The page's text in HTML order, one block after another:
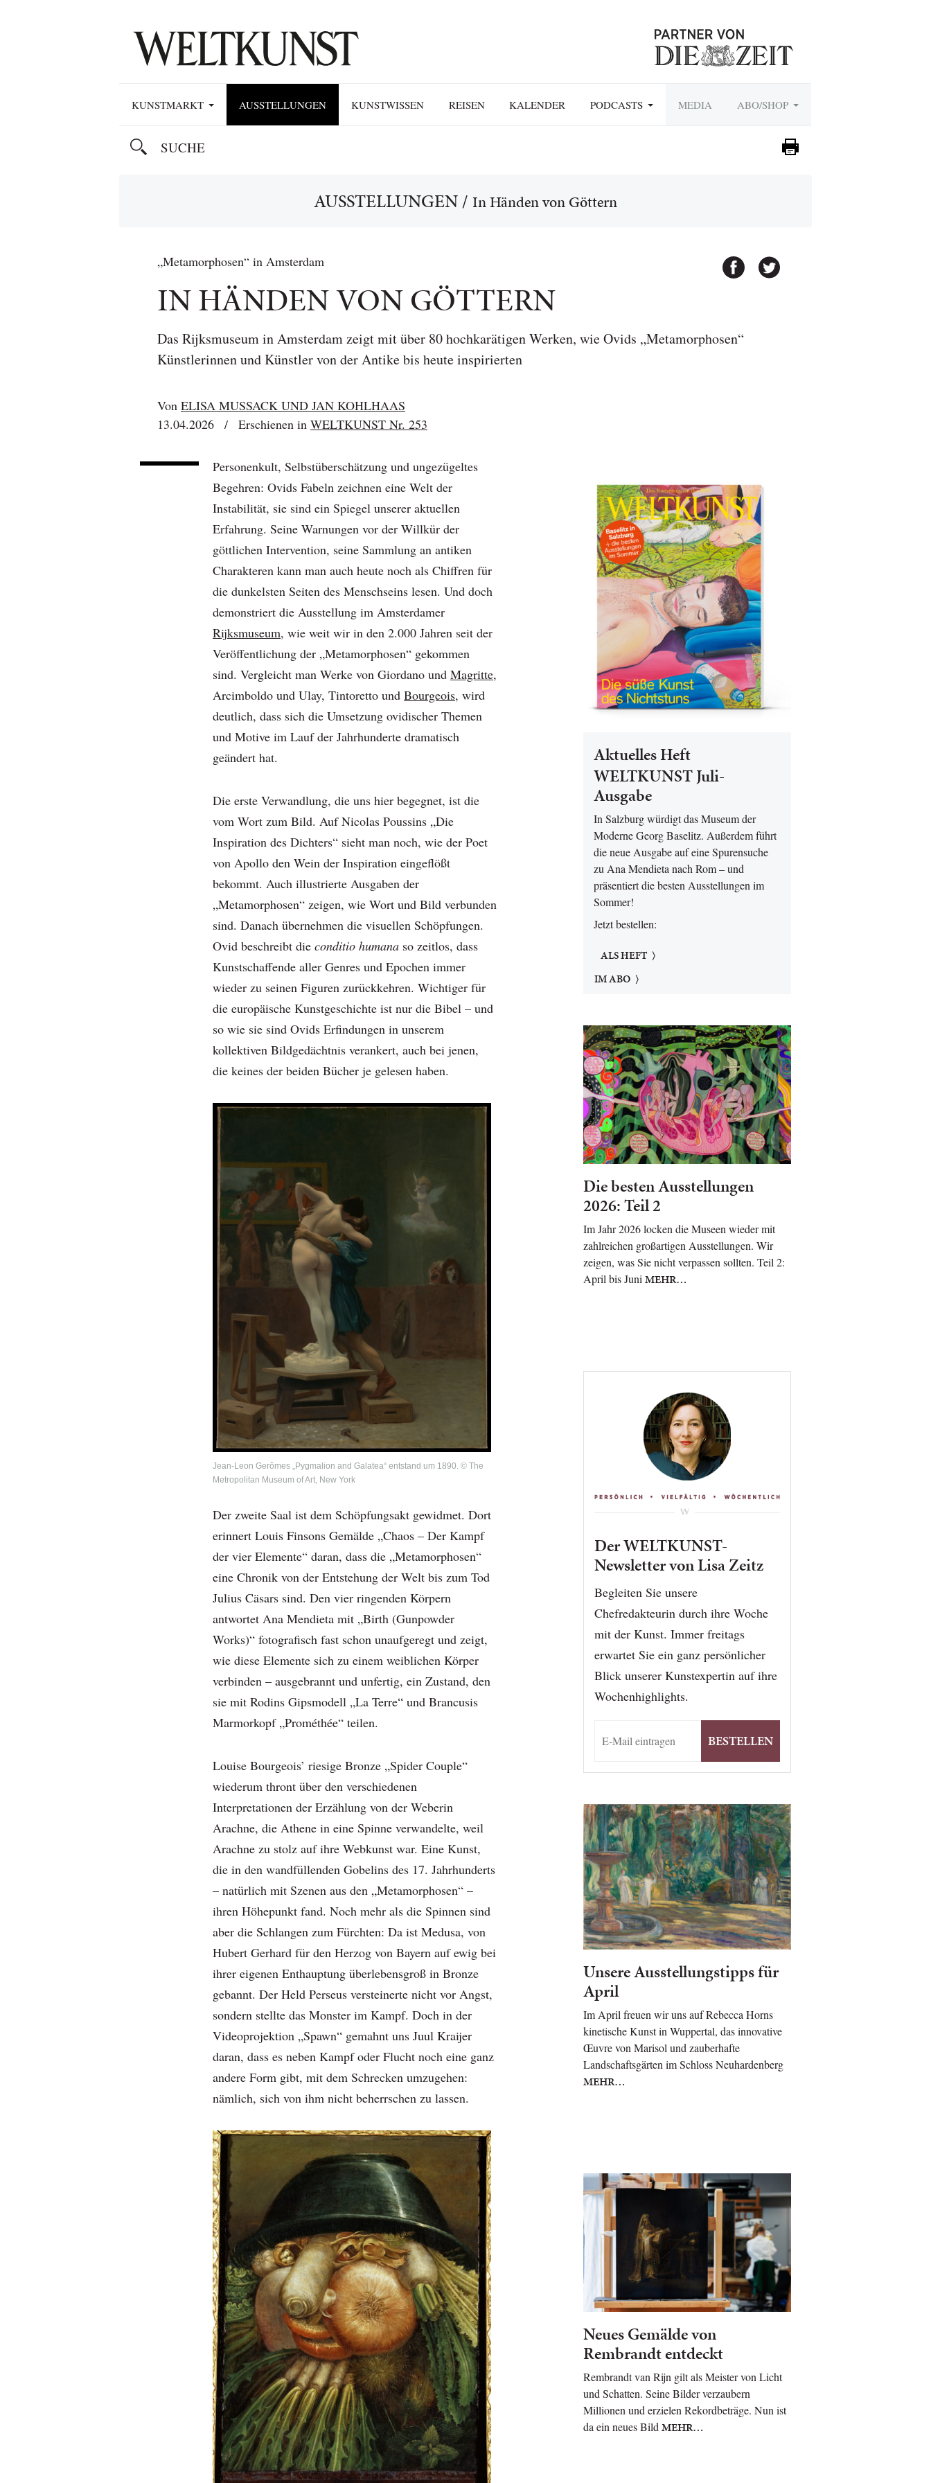
KUNSTMARKT AUSSTELLUNGEN KUNSTWISSEN REISEN KALENDER PODCASTS MEDIA ABO/SHOP
AUSSTELLUNGEN/ In Händen von Göttern
„Metamorphosen“ in Amsterdam
IN HÄNDEN VON GÖTTERN
Das Rijksmuseum in Amsterdam zeigt mit über 80 hochkarätigen Werken, wie Ovids „Metamorphosen“
Künstlerinnen und Künstler von der Antike bis heute inspirierten
Von ELISA MUSSACK UND JAN KOHLHAAS
13.04.2026
/ Erschienen in WELTKUNST Nr. 253
Personenkult, Selbstüberschätzung und ungezügeltes
Begehren: Ovids Fabeln zeichnen eine Welt der
Instabilität, sie sind ein Spiegel unserer aktuellen
Erfahrung. Seine Warnungen vor der Willkür der
göttlichen Intervention, seine Sammlung an antiken
Charakteren kann man auch heute noch als Chiffren für
die dunkelsten Seiten des Menschseins lesen. Und doch
demonstriert die Ausstellung im Amsterdamer
Rijksmuseum, wie weit wir in den 2.000 Jahren seit der
Veröffentlichung der „Metamorphosen“ gekommen
sind. Vergleicht man Werke von Giordano und Magritte,
Arcimboldo und Ulay, Tintoretto und Bourgeois, wird
deutlich, dass sich die Umsetzung ovidischer Themen
und Motive im Lauf der Jahrhunderte dramatisch
geändert hat.
Die erste Verwandlung, die uns hier begegnet, ist die
vom Wort zum Bild. Auf Nicolas Poussins „Die
Inspiration des Dichters“ sieht man noch, wie der Poet
von Apollo den Wein der Inspiration eingeflößt
bekommt. Auch illustrierte Ausgaben der
„Metamorphosen“ zeigen, wie Wort und Bild verbunden
sind. Danach übernehmen die visuellen Schöpfungen.
Ovid beschreibt die conditio humana so zeitlos, dass
Kunstschaffende aller Genres und Epochen immer
wieder zu seinen Figuren zurückkehren. Wichtiger für
die europäische Kunstgeschichte ist nur die Bibel – und
so wie sie sind Ovids Erfindungen in unserem
kollektiven Bildgedächtnis verankert, auch bei jenen,
die keines der beiden Bücher je gelesen haben.
Jean-Leon Gerômes „Pygmalion and Galatea“ entstand um 1890. © The
Metropolitan Museum of Art, New York
Der zweite Saal ist dem Schöpfungsakt gewidmet. Dort
erinnert Louis Finsons Gemälde „Chaos – Der Kampf
der vier Elemente“ daran, dass die „Metamorphosen“
eine Chronik von der Entstehung der Welt bis zum Tod
Julius Cäsars sind. Den vier ringenden Körpern
antwortet Ana Mendieta mit „Birth (Gunpowder
Works)“ fotografisch fast schon unaufgeregt und zeigt,
wie diese Elemente sich zu einem weiblichen Körper
verbinden – ausgebrannt und unfertig, ein Zustand, den
sie mit Rodins Gipsmodell „La Terre“ und Brancusis
Marmorkopf „Prométhée“ teilen.
Louise Bourgeois’ riesige Bronze „Spider Couple“
wiederum thront über den verschiedenen
Interpretationen der Erzählung von der Weberin
Arachne, die Athene in eine Spinne verwandelte, weil
Arachne zu stolz auf ihre Webkunst war. Eine Kunst,
die in den wandfüllenden Gobelins des 17. Jahrhunderts
– natürlich mit Szenen aus den „Metamorphosen“ –
ihren Höhepunkt fand. Noch mehr als die Spinnen sind
aber die Schlangen zum Fürchten: Da ist Medusa, von
Hubert Gerhard für den Herzog von Bayern auf ewig bei
ihrer eigenen Enthauptung überlebensgroß in Bronze
gebannt. Der Held Perseus versteinerte nicht vor Angst,
sondern stellte das Monster im Kampf. Doch in der
Videoprojektion „Spawn“ gemahnt uns Juul Kraijer
daran, dass es neben Kampf oder Flucht noch eine ganz
andere Form gibt, mit dem Schrecken umzugehen:
nämlich, sich von ihm nicht beherrschen zu lassen.
Aktuelles Heft
WELTKUNST Juli-
Ausgabe
In Salzburg würdigt das Museum der
Moderne Georg Baselitz. Außerdem führt
die neue Ausgabe auf eine Spurensuche
zu Ana Mendieta nach Rom – und
präsentiert die besten Ausstellungen im
Sommer!
Jetzt bestellen:
ALS HEFT
IM ABO
Die besten Ausstellungen
2026: Teil 2
Im Jahr 2026 locken die Museen wieder mit
zahlreichen großartigen Ausstellungen. Wir
zeigen, was Sie nicht verpassen sollten. Teil 2:
April bis Juni MEHR…
Der WELTKUNST-
Newsletter von Lisa Zeitz
Begleiten Sie unsere
Chefredakteurin durch ihre Woche
mit der Kunst. Immer freitags
erwartet Sie ein ganz persönlicher
Blick unserer Kunstexpertin auf ihre
Wochenhighlights.
BESTELLEN
Unsere Ausstellungstipps für
April
Im April freuen wir uns auf Rebecca Horns
kinetische Kunst in Wuppertal, das innovative
Œuvre von Marisol und zauberhafte
Landschaftsgärten im Schloss Neuhardenberg
MEHR…
Neues Gemälde von
Rembrandt entdeckt
Rembrandt van Rijn gilt als Meister von Licht
und Schatten. Seine Bilder verzaubern
Millionen und erzielen Rekordbeträge. Nun ist
da ein neues Bild MEHR…